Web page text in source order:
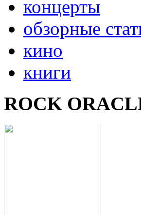
концерты
обзорные
кино
книги
ROCK